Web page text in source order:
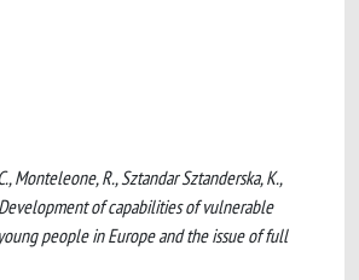
Monteleone, R., Sztandar Sztanderska, K.,
of capabilities of vulnerable
people in Europe and the issue of full